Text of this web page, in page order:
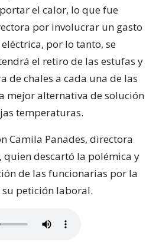
el calor, lo que fue
por involucrar un gasto
por lo tanto, se
el retiro de las estufas y
de chales a cada una de las
mejor alternativa de solución
temperaturas.
Camila Panades, directora
quien descartó la polémica y
de las funcionarias por la
petición laboral.